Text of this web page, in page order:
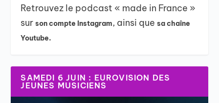
Retrouvez le podcast « made in France »
surson compte Instagram, ainsi quesa chaîne
Youtube.
SAMEDI 6 JUIN : EUROVISION DES
JEUNES MUSICIENS